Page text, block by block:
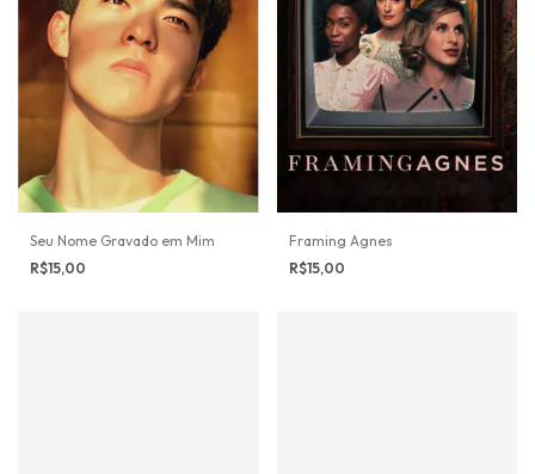
Seu Nome Gravado em Mim
R$15,00
Framing Agnes
R$15,00